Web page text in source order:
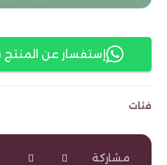
إستفسار عن
فئات